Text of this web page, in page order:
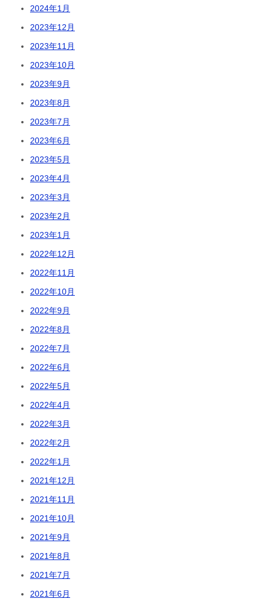
2024年1月
2023年12月
2023年11月
2023年10月
2023年9月
2023年8月
2023年7月
2023年6月
2023年5月
2023年4月
2023年3月
2023年2月
2023年1月
2022年12月
2022年11月
2022年10月
2022年9月
2022年8月
2022年7月
2022年6月
2022年5月
2022年4月
2022年3月
2022年2月
2022年1月
2021年12月
2021年11月
2021年10月
2021年9月
2021年8月
2021年7月
2021年6月